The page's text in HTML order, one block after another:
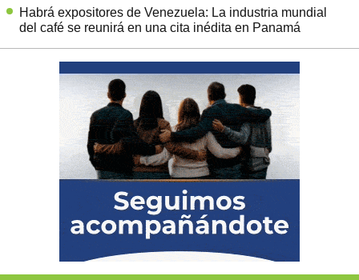
Habrá expositores de Venezuela: La industria mundial
del café se reunirá en una cita inédita en Panamá